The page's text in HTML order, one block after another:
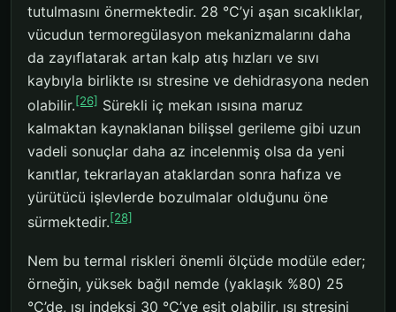
tutulmasını önermektedir. 28 °C’yi aşan sıcaklıklar,
vücudun termoregülasyon mekanizmalarını daha
da zayıflatarak artan kalp atış hızları ve sıvı
kaybıyla birlikte ısı stresine ve dehidrasyona neden
olabilir.[26] Sürekli iç mekan ısısına maruz
kalmaktan kaynaklanan bilişsel gerileme gibi uzun
vadeli sonuçlar daha az incelenmiş olsa da yeni
kanıtlar, tekrarlayan ataklardan sonra hafıza ve
yürütücü işlevlerde bozulmalar olduğunu öne
sürmektedir.[28]
Nem bu termal riskleri önemli ölçüde modüle eder;
örneğin, yüksek bağıl nemde (yaklaşık %80) 25
°C’de, ısı indeksi 30 °C’ye eşit olabilir, ısı stresini